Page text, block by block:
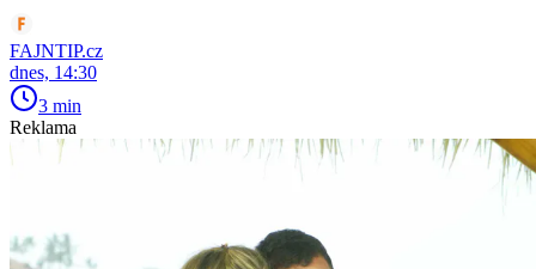
FAJNTIP.cz
dnes, 14:30
3 min
Reklama